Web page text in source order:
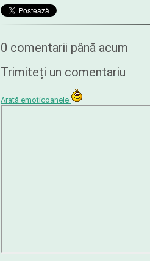
0 comentarii până acum
Trimiteți un comentariu
Arată emoticoanele